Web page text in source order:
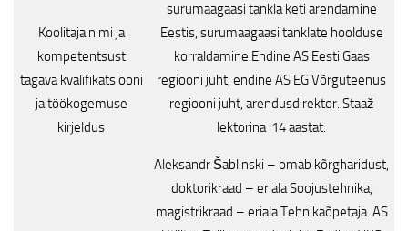
Koolitaja nimi ja
kompetentsust
tagava kvalifikatsiooni
ja töökogemuse
kirjeldus
surumaagaasi tankla keti arendamine
Eestis, surumaagaasi tanklate hoolduse
korraldamine.Endine AS Eesti Gaas
regiooni juht, endine AS EG Võrguteenus
regiooni juht, arendusdirektor. Staaž
lektorina 14 aastat.
Aleksandr Šablinski – omab kõrgharidust,
doktorikraad – eriala Soojustehnika,
magistrikraad – eriala Tehnikaõpetaja. AS